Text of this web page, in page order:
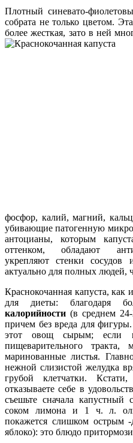
Плотный синевато-
собрата не только цветом.
более жесткая, зато в ней
фосфор, калий, магний,
убивающие патогенную
антоцианы, которым
оттенком, обладают
укрепляют стенки сосудов
актуально для полных людей,
Краснокочанная капуста, как
для диеты: благодаря
калорийности (в среднем
причем без вреда для
этот овощ сырым; если
пищеварительного
маринованные листья.
нежной слизистой желудка
грубой клетчатки.
отказываете себе в
съешьте сначала капустный
соком лимона и 1 ч. л.
покажется слишком острым -
яблоко): это блюдо